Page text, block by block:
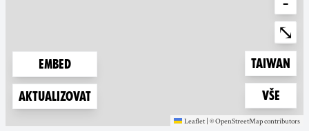
Embed
Aktualizovat
⤡
Zoom to
Taiwan
Zoom to
Vše
Leaflet | ©OpenStreetMap
(new window) contributors
(new window)